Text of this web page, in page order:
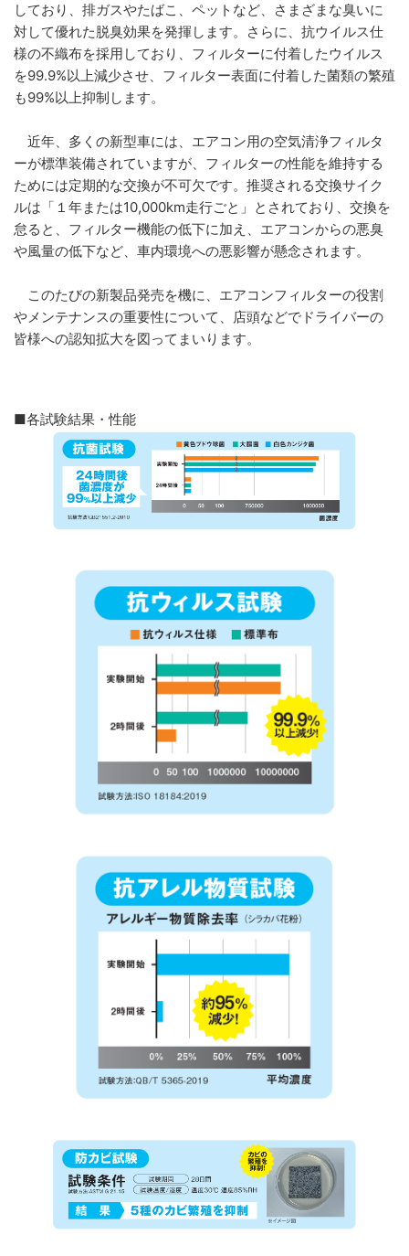
しており、排ガスやたばこ、ペットなど、さまざまな臭いに
対して優れた脱臭効果を発揮します。さらに、抗ウイルス仕
様の不織布を採用しており、フィルターに付着したウイルス
を99.9%以上減少させ、フィルター表面に付着した菌類の繁殖
も99%以上抑制します。
近年、多くの新型車には、エアコン用の空気清浄フィルタ
ーが標準装備されていますが、フィルターの性能を維持する
ためには定期的な交換が不可欠です。推奨される交換サイク
ルは「１年または10,000km走行ごと」とされており、交換を
怠ると、フィルター機能の低下に加え、エアコンからの悪臭
や風量の低下など、車内環境への悪影響が懸念されます。
このたびの新製品発売を機に、エアコンフィルターの役割
やメンテナンスの重要性について、店頭などでドライバーの
皆様への認知拡大を図ってまいります。
■各試験結果・性能